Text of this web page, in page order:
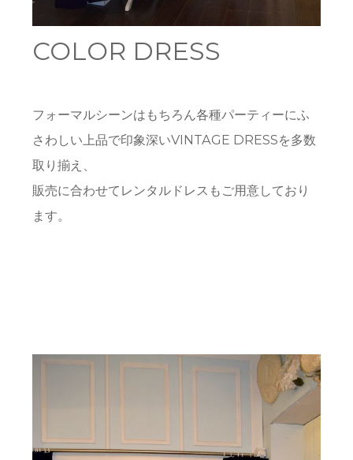
COLOR DRESS
フォーマルシーンはもちろん各種パーティーにふ
さわしい上品で印象深いVINTAGE DRESSを多数
取り揃え、
販売に合わせてレンタルドレスもご用意しており
ます。